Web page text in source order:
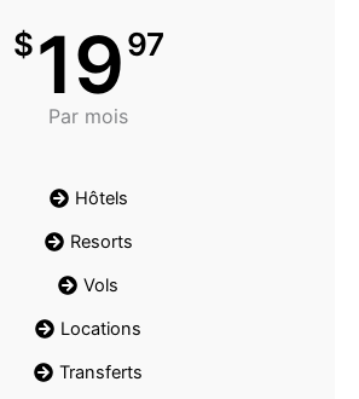
$1997
Par mois
Hôtels
Resorts
Vols
Locations
Transferts